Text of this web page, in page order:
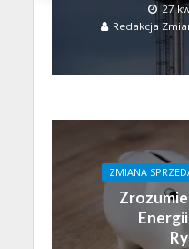
27
Redakcja
ZMIANA